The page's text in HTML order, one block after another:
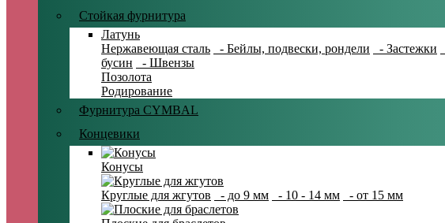
Стойкая фурнитура
Латунь
Нержавеющая сталь
- Бейлы, подвески, рондели - Застежки
бусин
- Швензы
Позолота
Родирование
Фурнитура CYMBAL
Концевики
Конусы
Круглые для жгутов - до 9 мм - 10 - 14 мм - от 15 мм